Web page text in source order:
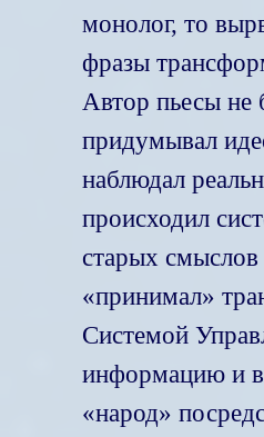
монолог, то
фразы
Автор пьесы не
придумывал
наблюдал
происходил
старых
«принимал»
Системой
информацию и
«народ»